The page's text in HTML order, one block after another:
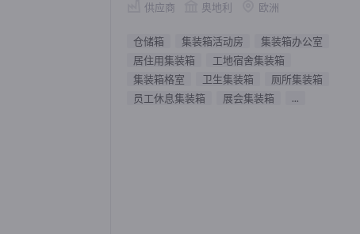
供应商 奥地利 欧洲
仓储箱 集装箱活动房
集装箱办公室
居住用集装箱
工地宿舍集装箱
集装箱格室
卫生集装箱
厕所集装箱
员工休息集装箱
展会集装箱 ...